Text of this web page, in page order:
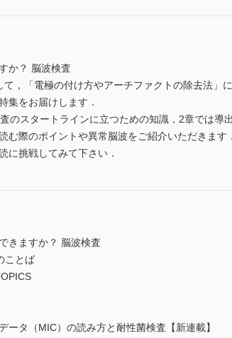
か？ 脳波検査
て，「電極の付け方やアーチファクトの除去法」
集をお届けします．
のスタートラインに立つための知識，2章では
む際のポイントや異常脳波をご紹介いただきま
に挑戦してみて下さい．
きますか？ 脳波検査
ことば
ータ（MIC）の読み方と耐性菌検査【新連載】